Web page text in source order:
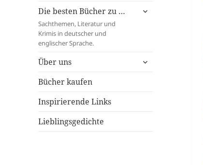
Die besten Bücher zu …
Sachthemen, Literatur und
Krimis in deutscher und
englischer Sprache.
untermenü
Über uns
untermenü
Bücher kaufen
Inspirierende Links
Lieblingsgedichte